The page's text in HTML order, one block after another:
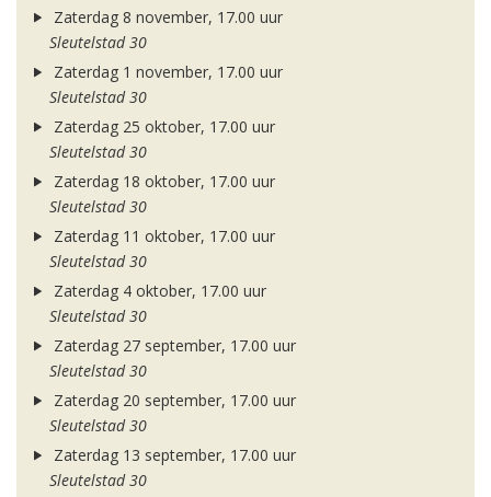
Zaterdag 8 november, 17.00 uur
Sleutelstad 30
Zaterdag 1 november, 17.00 uur
Sleutelstad 30
Zaterdag 25 oktober, 17.00 uur
Sleutelstad 30
Zaterdag 18 oktober, 17.00 uur
Sleutelstad 30
Zaterdag 11 oktober, 17.00 uur
Sleutelstad 30
Zaterdag 4 oktober, 17.00 uur
Sleutelstad 30
Zaterdag 27 september, 17.00 uur
Sleutelstad 30
Zaterdag 20 september, 17.00 uur
Sleutelstad 30
Zaterdag 13 september, 17.00 uur
Sleutelstad 30